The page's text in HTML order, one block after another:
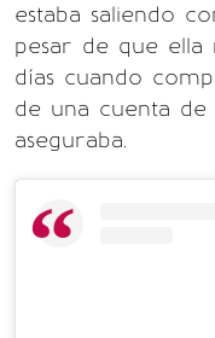
estaba saliendo
pesar de que ella
días cuando
de una cuenta de
aseguraba.